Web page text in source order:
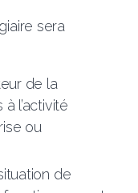
sera
de la
l’activité
ou
de